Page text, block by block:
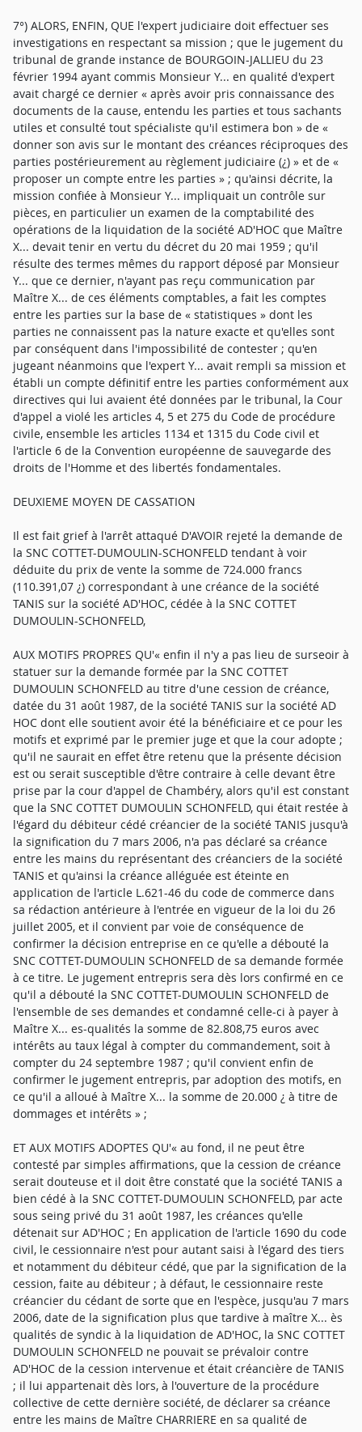
7°) ALORS, ENFIN, QUE l'expert judiciaire doit effectuer ses
investigations en respectant sa mission ; que le jugement du
tribunal de grande instance de BOURGOIN-JALLIEU du 23
février 1994 ayant commis Monsieur Y... en qualité d'expert
avait chargé ce dernier « après avoir pris connaissance des
documents de la cause, entendu les parties et tous sachants
utiles et consulté tout spécialiste qu'il estimera bon » de «
donner son avis sur le montant des créances réciproques des
parties postérieurement au règlement judiciaire (¿) » et de «
proposer un compte entre les parties » ; qu'ainsi décrite, la
mission confiée à Monsieur Y... impliquait un contrôle sur
pièces, en particulier un examen de la comptabilité des
opérations de la liquidation de la société AD'HOC que Maître
X... devait tenir en vertu du décret du 20 mai 1959 ; qu'il
résulte des termes mêmes du rapport déposé par Monsieur
Y... que ce dernier, n'ayant pas reçu communication par
Maître X... de ces éléments comptables, a fait les comptes
entre les parties sur la base de « statistiques » dont les
parties ne connaissent pas la nature exacte et qu'elles sont
par conséquent dans l'impossibilité de contester ; qu'en
jugeant néanmoins que l'expert Y... avait rempli sa mission et
établi un compte définitif entre les parties conformément aux
directives qui lui avaient été données par le tribunal, la Cour
d'appel a violé les articles 4, 5 et 275 du Code de procédure
civile, ensemble les articles 1134 et 1315 du Code civil et
l'article 6 de la Convention européenne de sauvegarde des
droits de l'Homme et des libertés fondamentales.
DEUXIEME MOYEN DE CASSATION
Il est fait grief à l'arrêt attaqué D'AVOIR rejeté la demande de
la SNC COTTET-DUMOULIN-SCHONFELD tendant à voir
déduite du prix de vente la somme de 724.000 francs
(110.391,07 ¿) correspondant à une créance de la société
TANIS sur la société AD'HOC, cédée à la SNC COTTET
DUMOULIN-SCHONFELD,
AUX MOTIFS PROPRES QU'« enfin il n'y a pas lieu de surseoir à
statuer sur la demande formée par la SNC COTTET
DUMOULIN SCHONFELD au titre d'une cession de créance,
datée du 31 août 1987, de la société TANIS sur la société AD
HOC dont elle soutient avoir été la bénéficiaire et ce pour les
motifs et exprimé par le premier juge et que la cour adopte ;
qu'il ne saurait en effet être retenu que la présente décision
est ou serait susceptible d'être contraire à celle devant être
prise par la cour d'appel de Chambéry, alors qu'il est constant
que la SNC COTTET DUMOULIN SCHONFELD, qui était restée à
l'égard du débiteur cédé créancier de la société TANIS jusqu'à
la signification du 7 mars 2006, n'a pas déclaré sa créance
entre les mains du représentant des créanciers de la société
TANIS et qu'ainsi la créance alléguée est éteinte en
application de l'article L.621-46 du code de commerce dans
sa rédaction antérieure à l'entrée en vigueur de la loi du 26
juillet 2005, et il convient par voie de conséquence de
confirmer la décision entreprise en ce qu'elle a débouté la
SNC COTTET-DUMOULIN SCHONFELD de sa demande formée
à ce titre. Le jugement entrepris sera dès lors confirmé en ce
qu'il a débouté la SNC COTTET-DUMOULIN SCHONFELD de
l'ensemble de ses demandes et condamné celle-ci à payer à
Maître X... es-qualités la somme de 82.808,75 euros avec
intérêts au taux légal à compter du commandement, soit à
compter du 24 septembre 1987 ; qu'il convient enfin de
confirmer le jugement entrepris, par adoption des motifs, en
ce qu'il a alloué à Maître X... la somme de 20.000 ¿ à titre de
dommages et intérêts » ;
ET AUX MOTIFS ADOPTES QU'« au fond, il ne peut être
contesté par simples affirmations, que la cession de créance
serait douteuse et il doit être constaté que la société TANIS a
bien cédé à la SNC COTTET-DUMOULIN SCHONFELD, par acte
sous seing privé du 31 août 1987, les créances qu'elle
détenait sur AD'HOC ; En application de l'article 1690 du code
civil, le cessionnaire n'est pour autant saisi à l'égard des tiers
et notamment du débiteur cédé, que par la signification de la
cession, faite au débiteur ; à défaut, le cessionnaire reste
créancier du cédant de sorte que en l'espèce, jusqu'au 7 mars
2006, date de la signification plus que tardive à maître X... ès
qualités de syndic à la liquidation de AD'HOC, la SNC COTTET
DUMOULIN SCHONFELD ne pouvait se prévaloir contre
AD'HOC de la cession intervenue et était créancière de TANIS
; il lui appartenait dès lors, à l'ouverture de la procédure
collective de cette dernière société, de déclarer sa créance
entre les mains de Maître CHARRIERE en sa qualité de